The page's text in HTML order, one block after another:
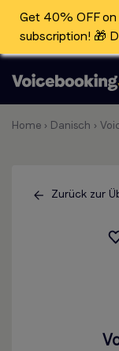
Get 40% OFF
subscription! 🎁
Home › Danisch ›
Zurück zur